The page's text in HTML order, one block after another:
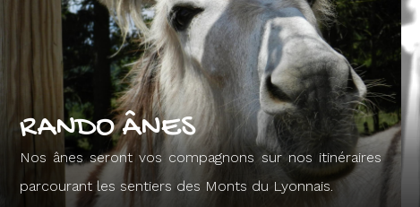
RANDO ÂNES
Nos ânes seront vos compagnons sur nos itinéraires
parcourant les sentiers des Monts du Lyonnais.